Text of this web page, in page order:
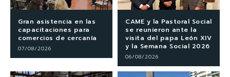
Gran asistencia en las
capacitaciones para
comercios de cercanía
07/08/2026
CAME y la Pastoral Social
se reunieron ante la
visita del papa León XIV
y la Semana Social 2026
06/08/2026